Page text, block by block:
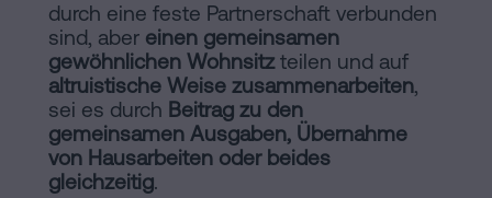
Netzwerken
durch eine feste Partnerschaft verbunden
sind, aber einen gemeinsamen
gewöhnlichen Wohnsitzteilen und auf
altruistische Weise zusammenarbeiten,
sei es durch Beitrag zu den
gemeinsamen Ausgaben, Übernahme
von Hausarbeiten oder beides
gleichzeitig.